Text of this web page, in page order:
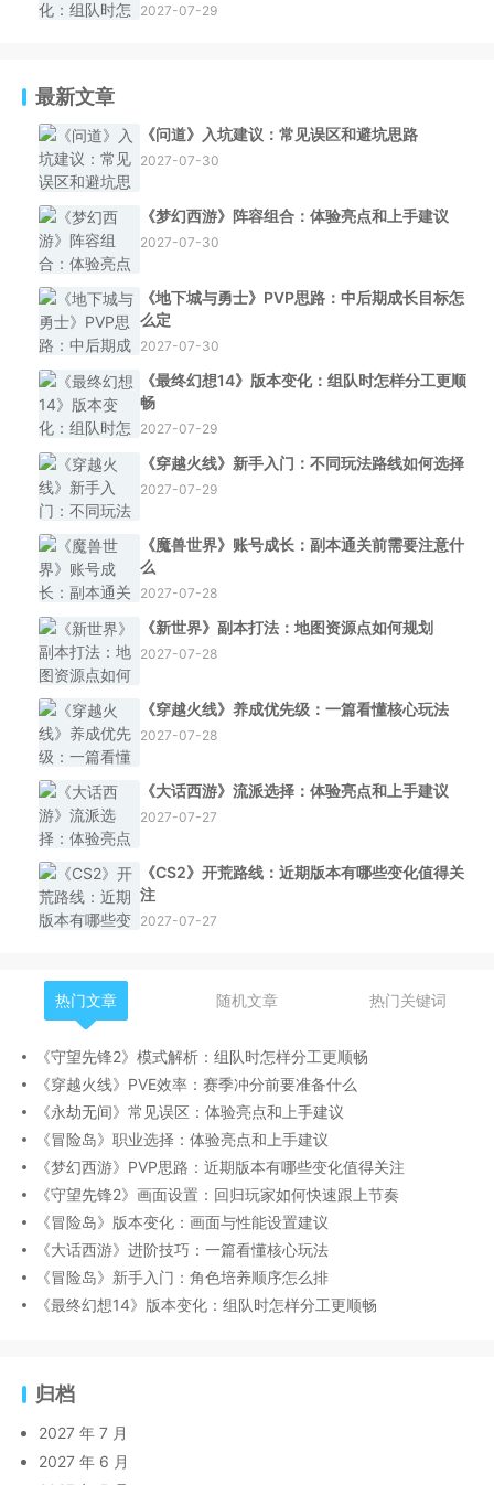
2027-07-29
最新文章
《问道》入坑建议：常见误区和避坑思路
2027-07-30
《梦幻西游》阵容组合：体验亮点和上手建议
2027-07-30
《地下城与勇士》PVP思路：中后期成长目标怎
么定
2027-07-30
《最终幻想14》版本变化：组队时怎样分工更顺
畅
2027-07-29
《穿越火线》新手入门：不同玩法路线如何选择
2027-07-29
《魔兽世界》账号成长：副本通关前需要注意什
么
2027-07-28
《新世界》副本打法：地图资源点如何规划
2027-07-28
《穿越火线》养成优先级：一篇看懂核心玩法
2027-07-28
《大话西游》流派选择：体验亮点和上手建议
2027-07-27
《CS2》开荒路线：近期版本有哪些变化值得关
注
2027-07-27
热门文章 随机文章 热门关键词
《守望先锋2》模式解析：组队时怎样分工更顺畅
《穿越火线》PVE效率：赛季冲分前要准备什么
《永劫无间》常见误区：体验亮点和上手建议
《冒险岛》职业选择：体验亮点和上手建议
《梦幻西游》PVP思路：近期版本有哪些变化值得关注
《守望先锋2》画面设置：回归玩家如何快速跟上节奏
《冒险岛》版本变化：画面与性能设置建议
《大话西游》进阶技巧：一篇看懂核心玩法
《冒险岛》新手入门：角色培养顺序怎么排
《最终幻想14》版本变化：组队时怎样分工更顺畅
归档
2027 年 7 月
2027 年 6 月